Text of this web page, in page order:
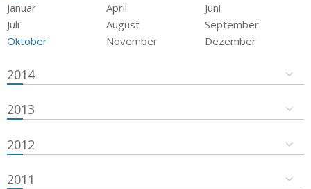
Januar April
Juni
Juli
August
September
Oktober
November Dezember
2014
2013
2012
2011